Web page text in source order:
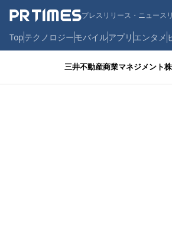
プレスリリース・ニュース
Topテクノロジーモバイルアプリ エンタメ
三井不動産商業マネジメント